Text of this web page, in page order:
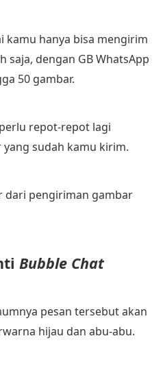
kamu hanya bisa mengirim
saja, dengan GB WhatsApp
50 gambar.
repot-repot lagi
sudah kamu kirim.
dari pengiriman gambar
Bubble Chat
pesan tersebut akan
hijau dan abu-abu.